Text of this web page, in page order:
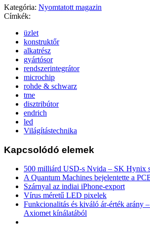
Kategória: Nyomtatott magazin
Címkék:
üzlet
konstruktőr
alkatrész
gyártósor
rendszerintegrátor
microchip
rohde & schwarz
tme
disztribútor
endrich
led
Világítástechnika
Kapcsolódó elemek
500 milliárd USD-s Nvida – SK Hynix
A Quantum Machines bejelentette a
Szárnyal az indiai iPhone-export
Vírus méretű LED pixelek
Funkcionalitás és kiváló ár-érték arány
Axiomet kínálatából